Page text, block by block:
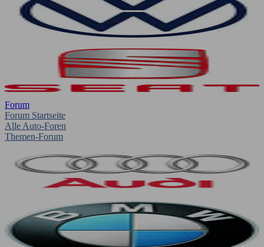
Forum
Forum Startseite
Alle Auto-Foren
Themen-Forum